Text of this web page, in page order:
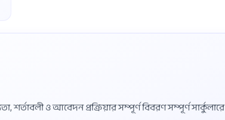
ও আবেদন প্রক্রিয়ার সম্পূর্ণ বিবরণ সম্পূর্ণ সার্কুলারে